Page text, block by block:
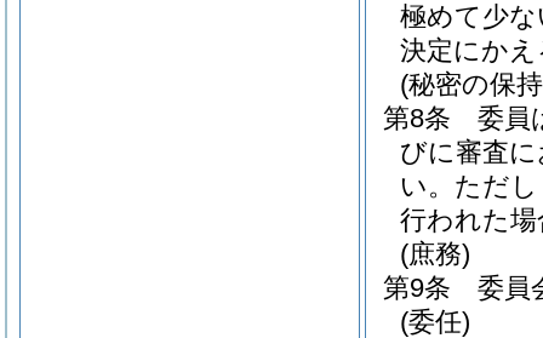
極めて少
決定にか
(秘密の保
第8条
委員
びに審査
い。 ただ
行われた
(庶務)
第9条
委員
(委任)